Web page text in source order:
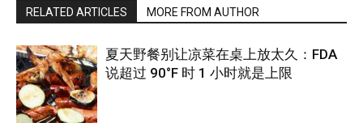
RELATED ARTICLES MORE FROM AUTHOR
夏天野餐别让凉菜在桌上放太久：FDA
说超过 90°F 时 1 小时就是上限